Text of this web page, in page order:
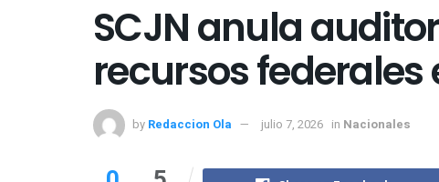
SCJN anula
recursos
by Redaccion Ola julio 7, 2026 in Nacionales